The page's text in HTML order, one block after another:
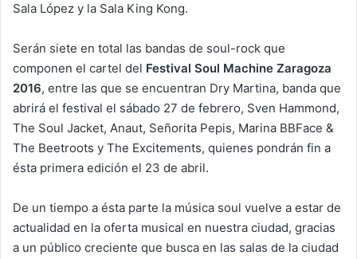
Sala López y la Sala King Kong.
Serán siete en total las bandas de soul-rock que
componen el cartel del Festival Soul Machine Zaragoza
2016, entre las que se encuentran Dry Martina, banda que
abrirá el festival el sábado 27 de febrero, Sven Hammond,
The Soul Jacket, Anaut, Señorita Pepis, Marina BBFace &
The Beetroots y The Excitements, quienes pondrán fin a
ésta primera edición el 23 de abril.
De un tiempo a ésta parte la música soul vuelve a estar de
actualidad en la oferta musical en nuestra ciudad, gracias
a un público creciente que busca en las salas de la ciudad